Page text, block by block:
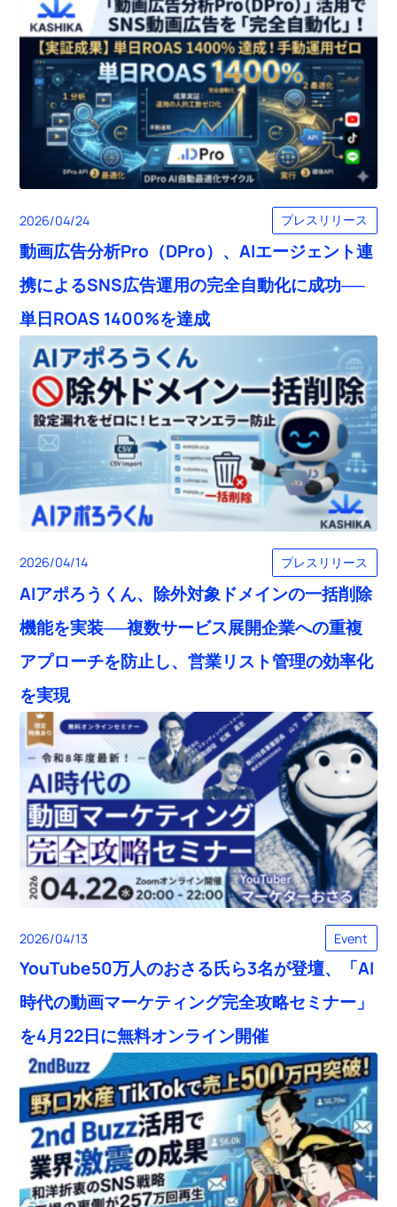
2026/04/24 プレスリリース
動画広告分析Pro（DPro）、AIエージェント連
携によるSNS広告運用の完全自動化に成功──
単日ROAS 1400%を達成
2026/04/14 プレスリリース
AIアポろうくん、除外対象ドメインの一括削除
機能を実装──複数サービス展開企業への重複
アプローチを防止し、営業リスト管理の効率化
を実現
2026/04/13 Event
YouTube50万人のおさる氏ら3名が登壇、「AI
時代の動画マーケティング完全攻略セミナー」
を4月22日に無料オンライン開催